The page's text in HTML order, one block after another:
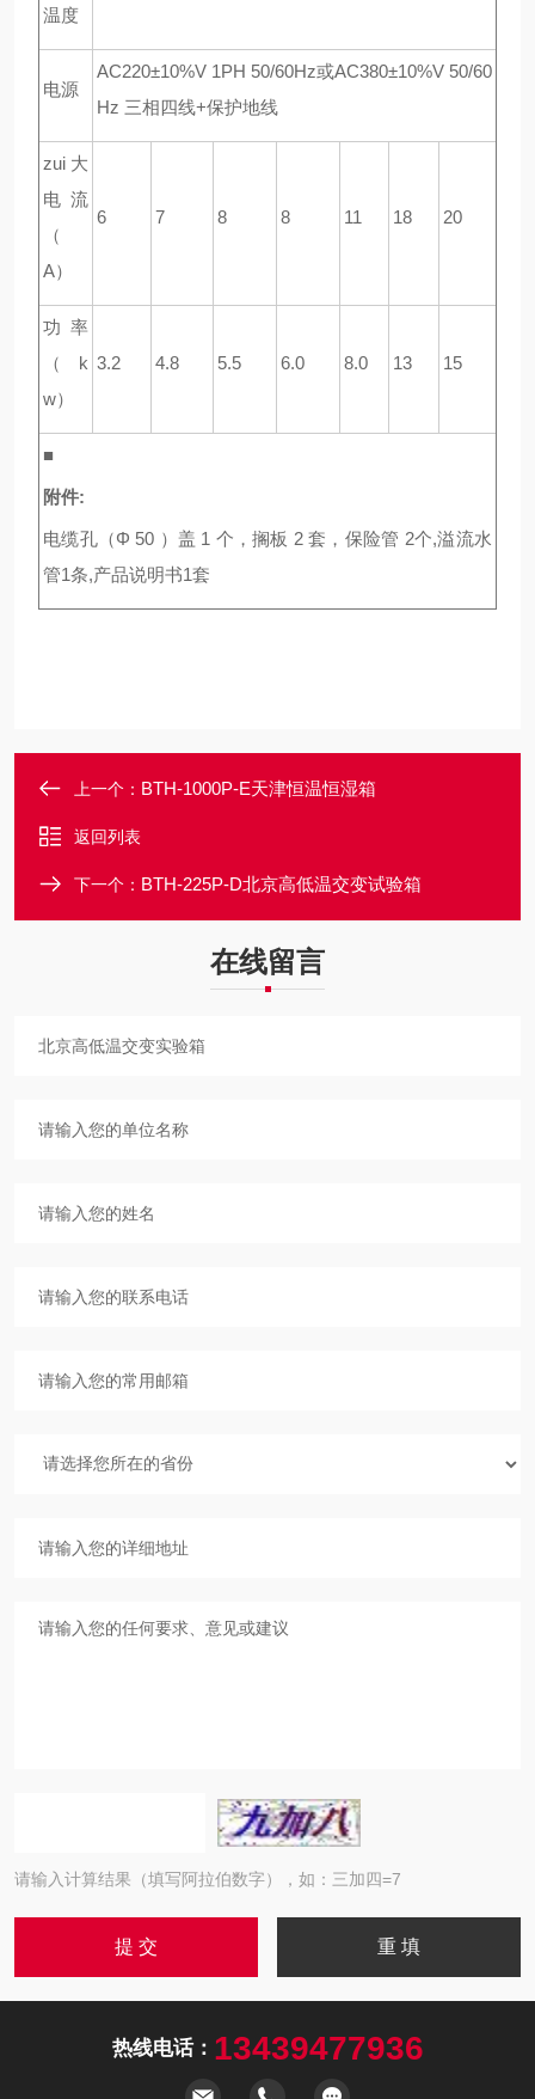
温度
电源
AC220±10%V 1PH 50/60Hz或AC380±10%V 50/60
Hz 三相四线+保护地线
zui大
电流
（
A）
6 7 8 8 11 18 20
功率
（k
w）
3.2 4.8 5.5 6.0 8.0 13 15
■
附件:
电缆孔（Φ 50 ）盖 1 个，搁板 2 套，保险管 2个,溢流水
管1条,产品说明书1套
上一个： BTH-1000P-E天津恒温恒湿箱
返回列表
下一个： BTH-225P-D北京高低温交变试验箱
在线留言
请输入计算结果（填写阿拉伯数字），如：三加四=7
热线电话： 13439477936